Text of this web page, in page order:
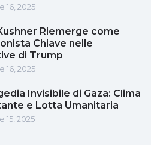
16, 2025
Riemerge come
Chiave nelle
di Trump
16, 2025
Invisibile di Gaza: Clima
e Lotta Umanitaria
15, 2025